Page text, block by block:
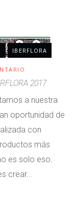
IBERFLORA
2017
a nuestra
oportunidad de
con
más
es solo eso.
crear...